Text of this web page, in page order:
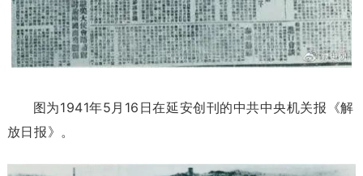
图为1941年5月16日在延安创刊的中共中央机关报《解
放日报》。